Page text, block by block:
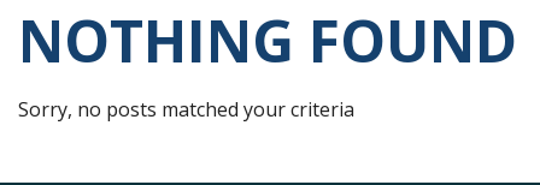
NOTHING FOUND
Sorry, no posts matched your criteria